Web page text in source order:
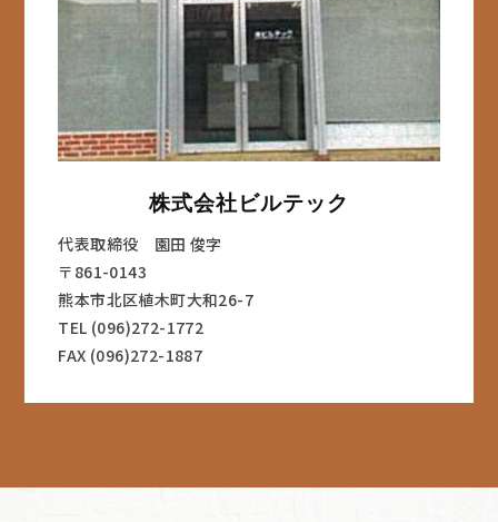
株式会社ビルテック
代表取締役 園田 俊字
〒861-0143
熊本市北区植木町大和26-7
TEL (096)272-1772
FAX (096)272-1887